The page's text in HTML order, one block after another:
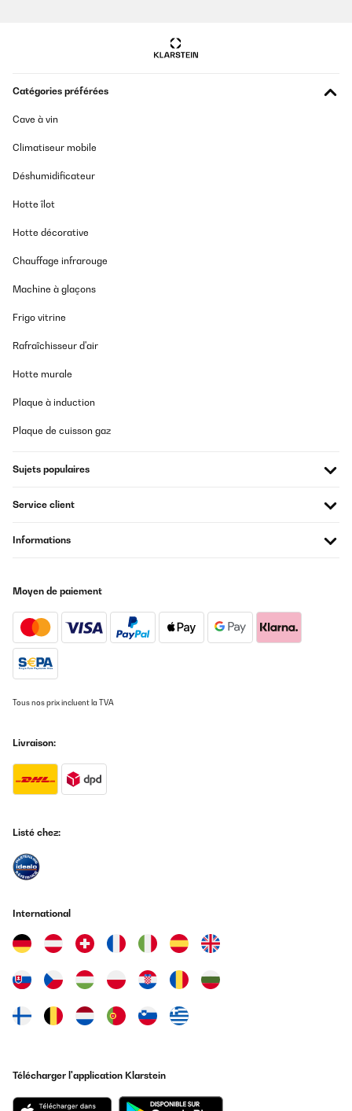
Catégories préférées
Cave à vin
Climatiseur mobile
Déshumidificateur
Hotte îlot
Hotte décorative
Chauffage infrarouge
Machine à glaçons
Frigo vitrine
Rafraîchisseur d'air
Hotte murale
Plaque à induction
Plaque de cuisson gaz
Sujets populaires
Service client
Informations
Moyen de paiement
Tous nos prix incluent la TVA
Livraison:
Listé chez:
International
Télécharger l'application Klarstein